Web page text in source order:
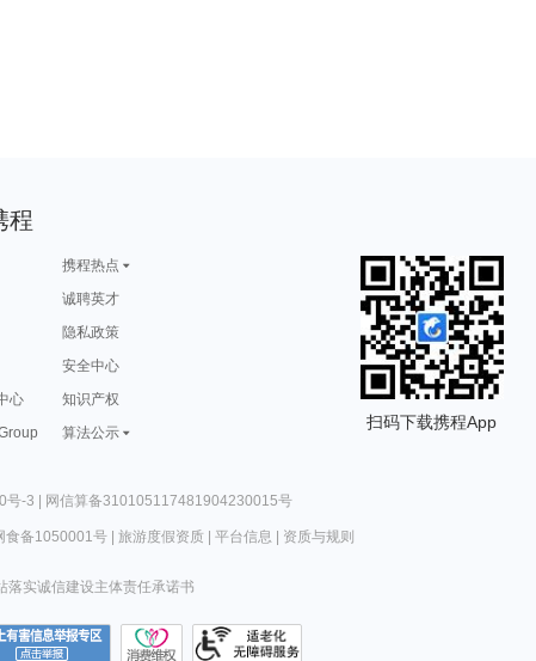
程
携程热点
诚聘英才
隐私政策
安全中心
心
知识产权
算法公示
扫码下载携程App
号-3 | 网信算备310105117481904230015号
食备1050001号| 旅游度假资质| 平台信息 资质与规则
落实诚信建设主体责任承诺书